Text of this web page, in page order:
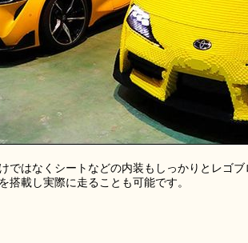
ではなくシートなどの内装もしっかりとレゴ
搭載し実際に走ることも可能です。